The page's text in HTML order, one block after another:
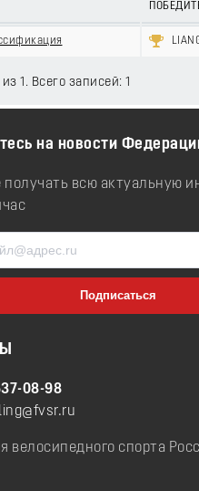
1. Всего записей: 1
на новости
получать всю актуальную
08-98
велосипедного спорта